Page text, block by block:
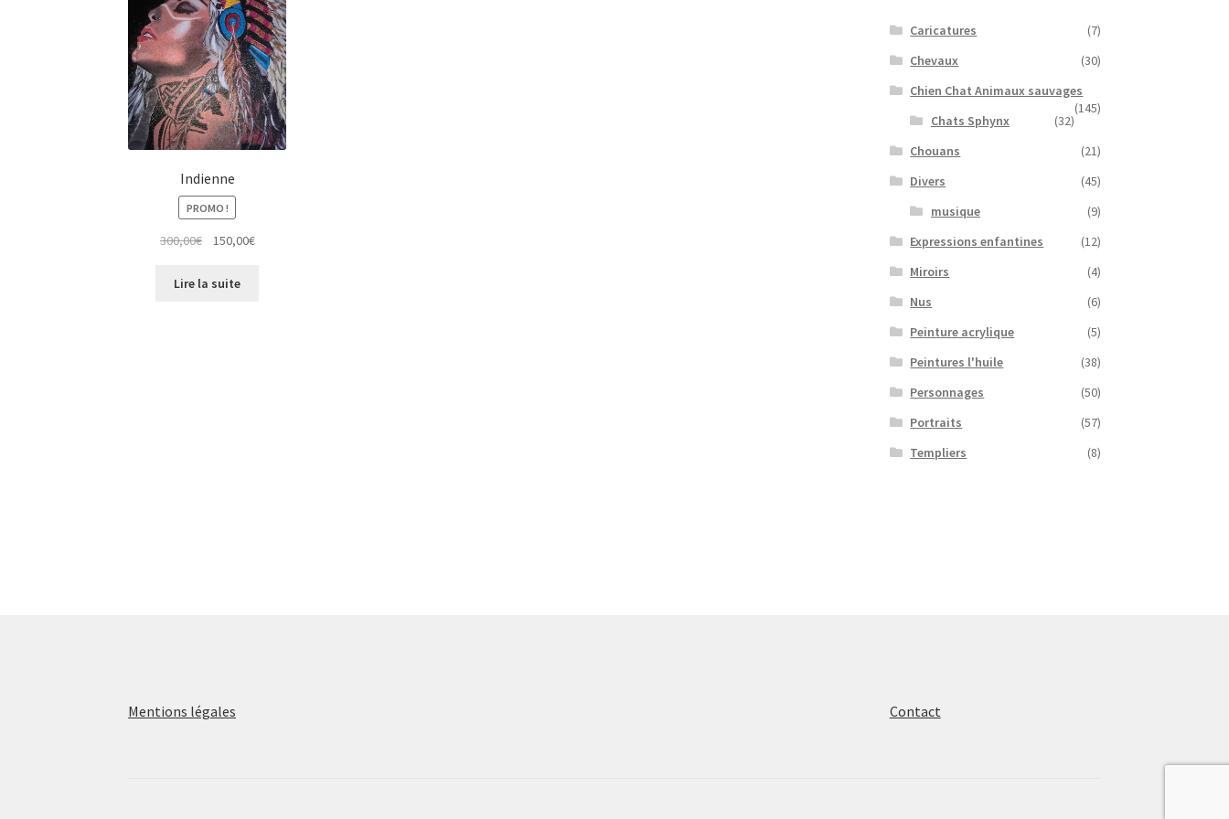
Indienne
PROMO !
300,00€
Le
initial
150,00€Le
Lire la suite
Caricatures
(7)
Chevaux
(30)
Chien Chat Animaux sauvages
(145)
Chats Sphynx
(32)
Chouans
(21)
Divers
(45)
musique
(9)
Expressions enfantines
(12)
Miroirs
(4)
Nus
(6)
Peinture acrylique
(5)
Peintures l'huile
(38)
Personnages
(50)
Portraits
(57)
Templiers
(8)
Mentions légales Contact